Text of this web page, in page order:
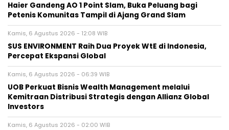
Haier Gandeng AO 1 Point Slam, Buka Peluang bagi
Petenis Komunitas Tampil di Ajang Grand Slam
Kamis, 6 Agustus 2026 - 12:08 WIB
SUS ENVIRONMENT Raih Dua Proyek WtE di Indonesia,
Percepat Ekspansi Global
Kamis, 6 Agustus 2026 - 06:39 WIB
UOB Perkuat Bisnis Wealth Management melalui
Kemitraan Distribusi Strategis dengan Allianz Global
Investors
Kamis, 6 Agustus 2026 - 02:00 WIB